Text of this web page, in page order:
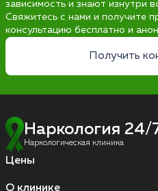
зависимость и знают изнутри
Свяжитесь с нами и получите
консультацию бесплатно и
Получить
Наркология 24/
Наркологическая клиника
Цены
О клинике